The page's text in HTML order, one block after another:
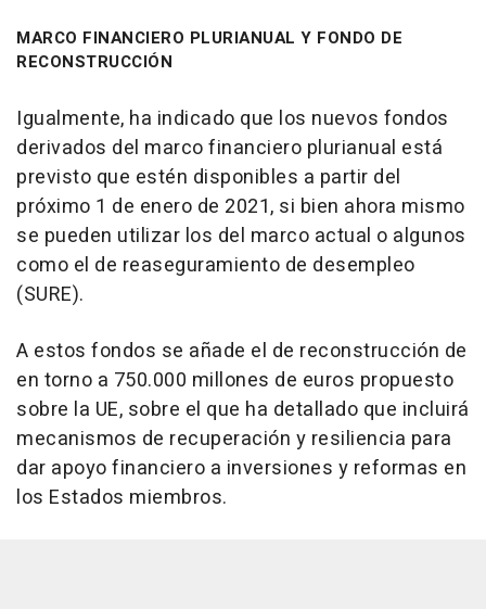
MARCO FINANCIERO PLURIANUAL Y FONDO DE
RECONSTRUCCIÓN
Igualmente, ha indicado que los nuevos fondos
derivados del marco financiero plurianual está
previsto que estén disponibles a partir del
próximo 1 de enero de 2021, si bien ahora mismo
se pueden utilizar los del marco actual o algunos
como el de reaseguramiento de desempleo
(SURE).
A estos fondos se añade el de reconstrucción de
en torno a 750.000 millones de euros propuesto
sobre la UE, sobre el que ha detallado que incluirá
mecanismos de recuperación y resiliencia para
dar apoyo financiero a inversiones y reformas en
los Estados miembros.